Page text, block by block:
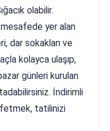
olabilir.
yer alan
dar sokakları ve
kolayca ulaşıp,
günleri kurulan
İndirimli
tatilinizi